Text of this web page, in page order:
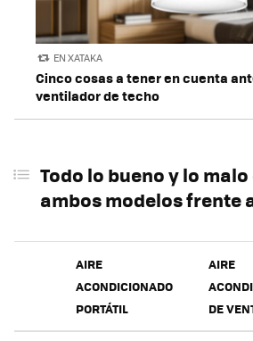
EN XATAKA
Cinco cosas a tener en cuenta
ventilador de techo
Todo lo bueno y lo
ambos modelos frente
AIRE
ACONDICIONADO
PORTÁTIL
AIRE
DE